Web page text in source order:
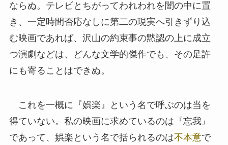
ならぬ。テレビとちがってわれわれを闇の中に置
き、一定時間否応なしに第二の現実へ引きずり込
む映画であれば、沢山の約束事の黙認の上に成立
つ演劇などは、どんな文学的傑作でも、その足許
にも寄ることはできぬ。
これを一概に『娯楽』という名で呼ぶのは当を
得ていない。私の映画に求めているのは『忘我』
であって、娯楽という名で括られるのは不本意で